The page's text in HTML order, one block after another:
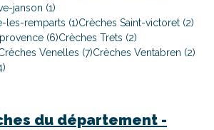
janson (1)
les-remparts (1)Crèches Saint-victoret (2)
(6)Crèches Trets (2)
Venelles (7)Crèches Ventabren (2)
du département -